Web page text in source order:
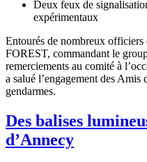
Deux feux de
expérimentaux
Entourés de nombreux
FOREST, commandant le
remerciements au comité à
a salué l’engagement des Amis
gendarmes.
Des balises
d’Annecy